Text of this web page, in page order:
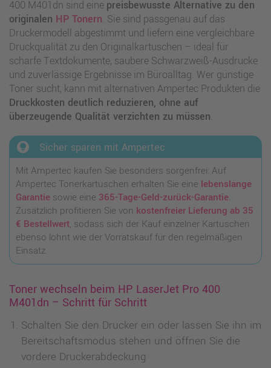
400 M401dn sind eine preisbewusste Alternative zu den
originalen HP Tonern. Sie sind passgenau auf das
Druckermodell abgestimmt und liefern eine vergleichbare
Druckqualität zu den Originalkartuschen – ideal für
scharfe Textdokumente, saubere Schwarzweiß-Ausdrucke
und zuverlässige Ergebnisse im Büroalltag. Wer günstige
Toner sucht, kann mit alternativen Ampertec Produkten die
Druckkosten deutlich reduzieren, ohne auf
überzeugende Qualität verzichten zu müssen.
lightbulb_circle Sicher sparen mit Ampertec
Mit Ampertec kaufen Sie besonders sorgenfrei: Auf
Ampertec Tonerkartuschen erhalten Sie eine lebenslange
Garantiesowie eine 365-Tage-Geld-zurück-Garantie.
Zusätzlich profitieren Sie von kostenfreier Lieferung ab 35
€ Bestellwert, sodass sich der Kauf einzelner Kartuschen
ebenso lohnt wie der Vorratskauf für den regelmäßigen
Einsatz.
Toner wechseln beim HP LaserJet Pro 400
M401dn – Schritt für Schritt
Schalten Sie den Drucker ein oder lassen Sie ihn im
Bereitschaftsmodus stehen und öffnen Sie die
vordere Druckerabdeckung